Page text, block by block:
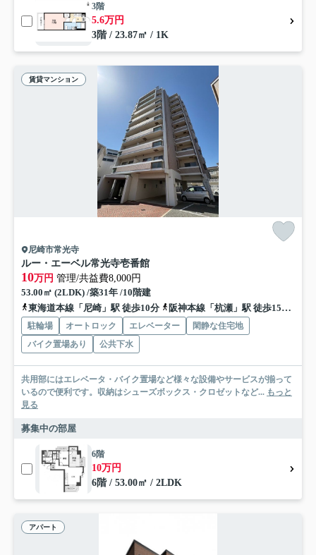
3階
5.6万円
3階 / 23.87㎡ / 1K
賃貸マンション
尼崎市常光寺
ルー・エーベル常光寺壱番館
10万円 管理/共益費8,000円
53.00㎡ (2LDK) /築31年 /10階建
東海道本線「尼崎」駅 徒歩10分
阪神本線「杭瀬」駅 徒歩15分
駐輪場 オートロック エレベーター
閑静な住宅地
バイク置場あり
公共下水
共用部にはエレベータ・バイク置場など様々な設備やサービスが揃って
いるので便利です。収納はシューズボックス・クロゼットなど... もっと
見る
募集中の部屋
6階
10万円
6階 / 53.00㎡ / 2LDK
アパート